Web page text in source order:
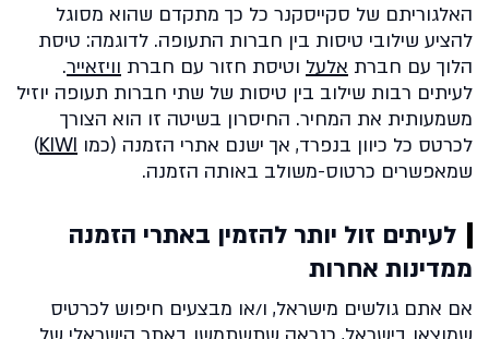
האלגוריתם של סקייסקנר כל כך מתקדם שהוא מסוגל
להציע שילובי טיסות בין חברות התעופה. לדוגמה: טיסת
הלוך עם חברת אלעל וטיסת חזור עם חברת וויזאייר.
לעיתים רבות שילוב בין טיסות של שתי חברות תעופה יוזיל
משמעותית את המחיר. החיסרון בשיטה זו הוא הצורך
לכרטס כל כיוון בנפרד, אך ישנם אתרי הזמנה (כמו KIWI
)
שמאפשרים כרטוס-משולב באותה הזמנה.
לעיתים זול יותר להזמין באתרי הזמנה
ממדינות אחרות
אם אתם גולשים מישראל, ו/או מבצעים חיפוש לכרטיס